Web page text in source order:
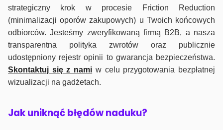
strategiczny krok w procesie Friction Reduction
(minimalizacji oporów zakupowych) u Twoich końcowych
odbiorców. Jesteśmy zweryfikowaną firmą B2B, a nasza
transparentna polityka zwrotów oraz publicznie
udostępniony rejestr opinii to gwarancja bezpieczeństwa.
Skontaktuj się z nami w celu przygotowania bezpłatnej
wizualizacji na gadżetach.
Jak uniknąć błędów naduku?